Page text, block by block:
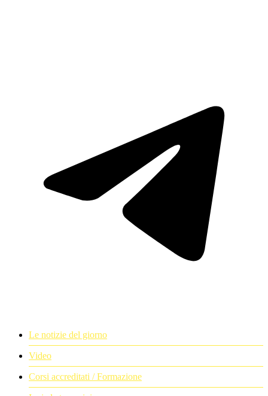
Le notizie del giorno
Video
Corsi accreditati / Formazione